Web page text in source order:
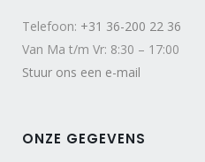
Telefoon: +31 36-200 22 36
Van Ma t/m Vr: 8:30 – 17:00
Stuur ons een e-mail
ONZE GEGEVENS